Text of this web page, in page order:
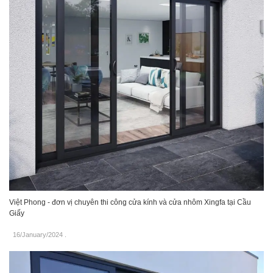
Việt Phong - đơn vị chuyên thi công cửa kính và cửa nhôm Xingfa tại Cầu
Giấy
16/January/2024